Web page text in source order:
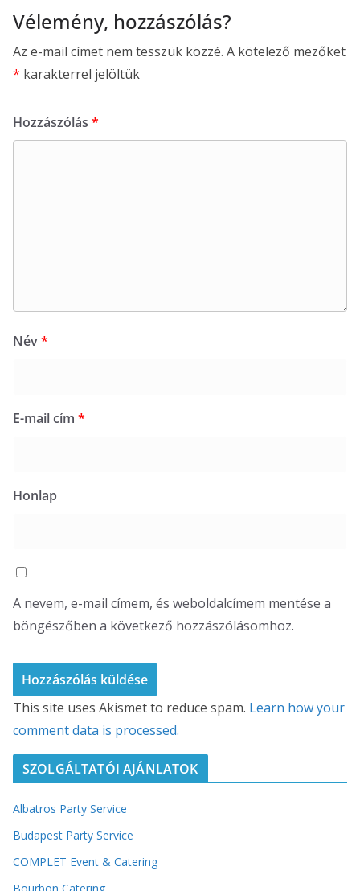
Vélemény, hozzászólás?
Az e-mail címet nem tesszük közzé. A kötelező mezőket
* karakterrel jelöltük
Hozzászólás *
Név*
E-mail cím *
Honlap
A nevem, e-mail címem, és weboldalcímem mentése a
böngészőben a következő hozzászólásomhoz.
This site uses Akismet to reduce spam. Learn how your
comment data is processed.
SZOLGÁLTATÓI AJÁNLATOK
Albatros Party Service
Budapest Party Service
COMPLET Event & Catering